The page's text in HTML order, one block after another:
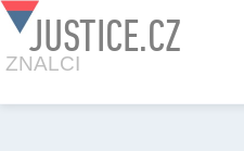
JUSTICE.CZ
ZNALCI